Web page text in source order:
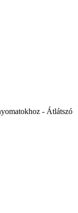
- Átlátszó